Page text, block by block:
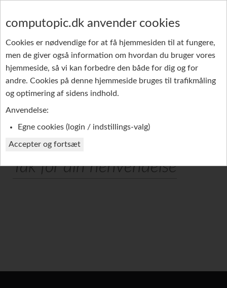
GRUPPE-SMS REFERENCER
Tak for din henvendelse
computopic.dk anvender cookies
Cookies er nødvendige for at få hjemmesiden til at fungere,
men de giver også information om hvordan du bruger vores
hjemmeside, så vi kan forbedre den både for dig og for
andre. Cookies på denne hjemmeside bruges til trafikmåling
og optimering af sidens indhold.
Anvendelse:
Egne cookies (login / indstillings-valg)
Accepter og fortsæt